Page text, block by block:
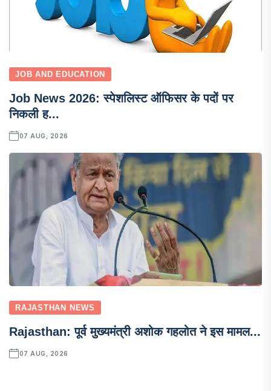
JOB AND EDUCATION
Job News 2026: स्पेशलिस्ट ऑफिसर के पदों पर
निकली ह...
07 AUG, 2026
RAJASTHAN NEWS
Rajasthan: पूर्व मुख्यमंत्री अशोक गहलोत ने इस मामल...
07 AUG, 2026